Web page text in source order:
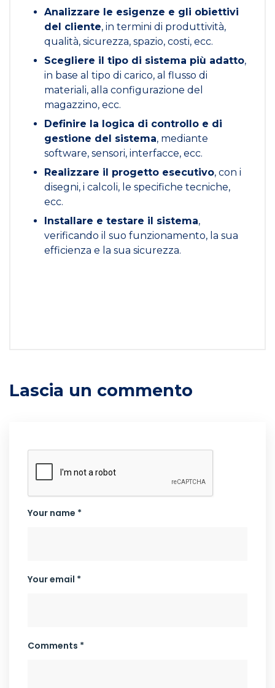
Analizzare le esigenze e gli obiettivi
del cliente, in termini di produttività,
qualità, sicurezza, spazio, costi, ecc.
Scegliere il tipo di sistema più adatto,
in base al tipo di carico, al flusso di
materiali, alla configurazione del
magazzino, ecc.
Definire la logica di controllo e di
gestione del sistema, mediante
software, sensori, interfacce, ecc.
Realizzare il progetto esecutivo, con i
disegni, i calcoli, le specifiche tecniche,
ecc.
Installare e testare il sistema,
verificando il suo funzionamento, la sua
efficienza e la sua sicurezza.
Lascia un commento
Your name *
Your email *
Comments *